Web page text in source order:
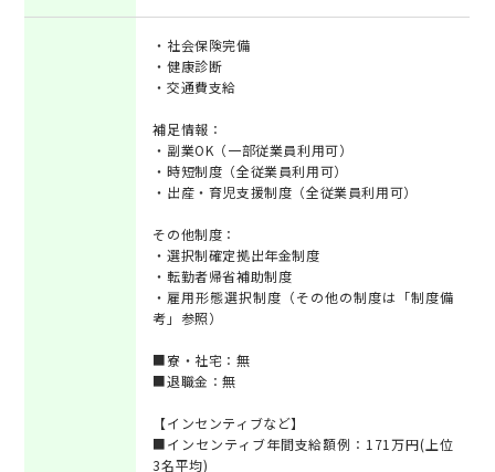
・社会保険完備
・健康診断
・交通費支給
補足情報：
・副業OK（一部従業員利用可）
・時短制度（全従業員利用可）
・出産・育児支援制度（全従業員利用可）
その他制度：
・選択制確定拠出年金制度
・転勤者帰省補助制度
・雇用形態選択制度（その他の制度は「制度備
考」参照）
■寮・社宅：無
■退職金：無
【インセンティブなど】
■インセンティブ年間支給額例：171万円(上位
3名平均)